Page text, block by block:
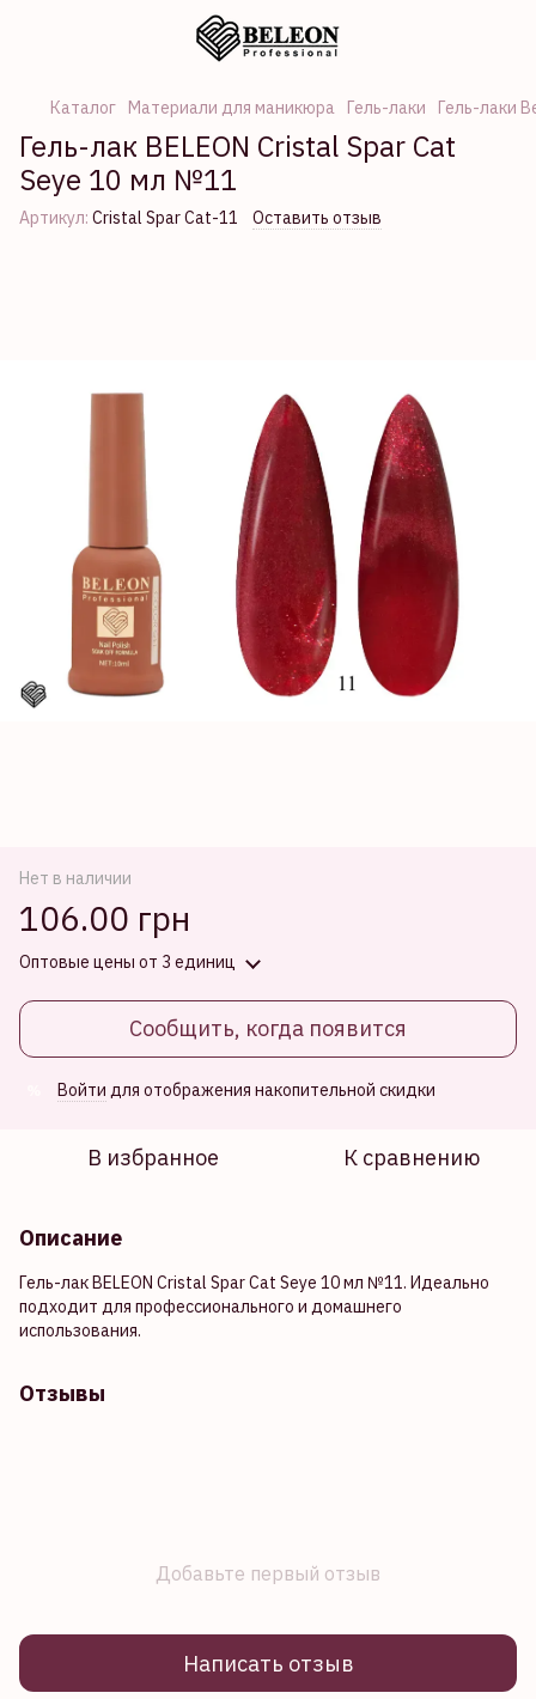
Каталог Материали для маникюра Гель-лаки Гель-лаки
Гель-лак BELEON Cristal Spar Cat
Seye 10 мл №11
Артикул: Cristal Spar Cat-11 Оставить отзыв
Нет в наличии
106.00 грн
Оптовые цены от 3 единиц
Сообщить, когда появится
Войти для отображения накопительной скидки
В избранное К сравнению
Описание
Гель-лак BELEON Cristal Spar Cat Seye 10 мл №11. Идеально
подходит для профессионального и домашнего
использования.
Отзывы
Добавьте первый отзыв
Написать отзыв